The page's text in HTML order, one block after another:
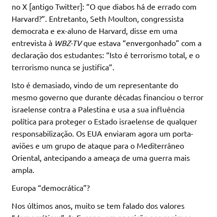
no X [antigo Twitter]: “O que diabos há de errado com
Harvard?”. Entretanto, Seth Moulton, congressista
democrata e ex-aluno de Harvard, disse em uma
entrevista à WBZ-TVque estava “envergonhado” com a
declaração dos estudantes: “Isto é terrorismo total, e o
terrorismo nunca se justifica”.
Isto é demasiado, vindo de um representante do
mesmo governo que durante décadas financiou o terror
israelense contra a Palestina e usa a sua influência
política para proteger o Estado israelense de qualquer
responsabilização. Os EUA enviaram agora um porta-
aviões e um grupo de ataque para o Mediterrâneo
Oriental, antecipando a ameaça de uma guerra mais
ampla.
Europa “democrática”?
Nos últimos anos, muito se tem falado dos valores